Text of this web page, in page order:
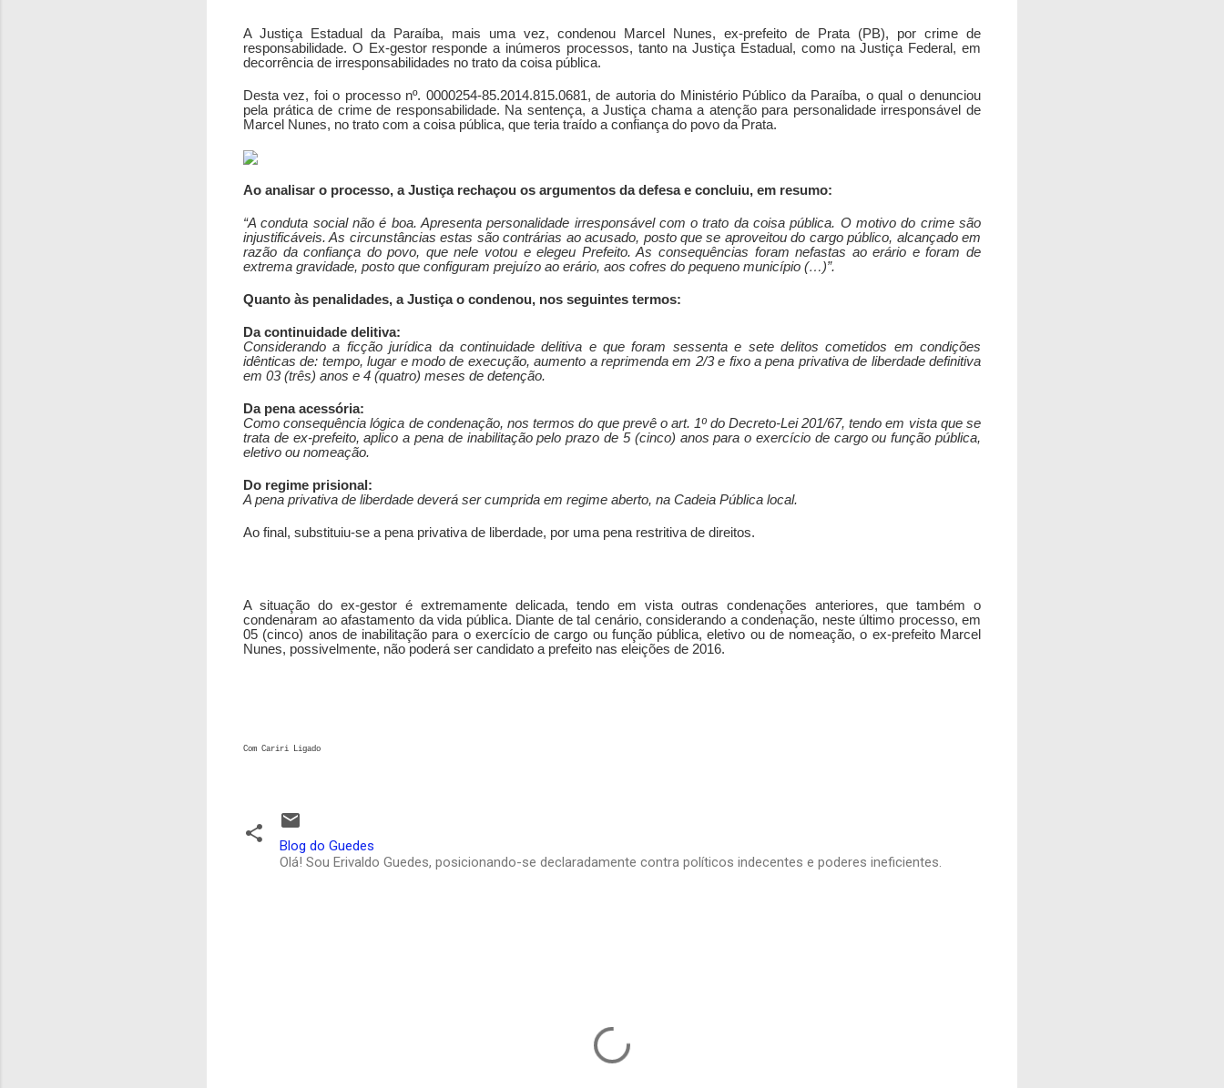
A Justiça Estadual da Paraíba, mais uma vez, condenou Marcel Nunes, ex-prefeito de Prata (PB), por crime de
responsabilidade. O Ex-gestor responde a inúmeros processos, tanto na Justiça Estadual, como na Justiça Federal, em
decorrência de irresponsabilidades no trato da coisa pública.
Desta vez, foi o processo nº. 0000254-85.2014.815.0681, de autoria do Ministério Público da Paraíba, o qual o denunciou
pela prática de crime de responsabilidade. Na sentença, a Justiça chama a atenção para personalidade irresponsável de
Marcel Nunes, no trato com a coisa pública, que teria traído a confiança do povo da Prata.
Ao analisar o processo, a Justiça rechaçou os argumentos da defesa e concluiu, em resumo:
“A conduta social não é boa. Apresenta personalidade irresponsável com o trato da coisa pública. O motivo do crime são
injustificáveis. As circunstâncias estas são contrárias ao acusado, posto que se aproveitou do cargo público, alcançado em
razão da confiança do povo, que nele votou e elegeu Prefeito. As consequências foram nefastas ao erário e foram de
extrema gravidade, posto que configuram prejuízo ao erário, aos cofres do pequeno município (…)”.
Quanto às penalidades, a Justiça o condenou, nos seguintes termos:
Da continuidade delitiva:
Considerando a ficção jurídica da continuidade delitiva e que foram sessenta e sete delitos cometidos em condições
idênticas de: tempo, lugar e modo de execução, aumento a reprimenda em 2/3 e fixo a pena privativa de liberdade definitiva
em 03 (três) anos e 4 (quatro) meses de detenção.
Da pena acessória:
Como consequência lógica de condenação, nos termos do que prevê o art. 1º do Decreto-Lei 201/67, tendo em vista que se
trata de ex-prefeito, aplico a pena de inabilitação pelo prazo de 5 (cinco) anos para o exercício de cargo ou função pública,
eletivo ou nomeação.
Do regime prisional:
A pena privativa de liberdade deverá ser cumprida em regime aberto, na Cadeia Pública local.
Ao final, substituiu-se a pena privativa de liberdade, por uma pena restritiva de direitos.
A situação do ex-gestor é extremamente delicada, tendo em vista outras condenações anteriores, que também o
condenaram ao afastamento da vida pública. Diante de tal cenário, considerando a condenação, neste último processo, em
05 (cinco) anos de inabilitação para o exercício de cargo ou função pública, eletivo ou de nomeação, o ex-prefeito Marcel
Nunes, possivelmente, não poderá ser candidato a prefeito nas eleições de 2016.
Com Cariri Ligado
Blog do Guedes
Olá! Sou Erivaldo Guedes, posicionando-se declaradamente contra políticos indecentes e poderes ineficientes.